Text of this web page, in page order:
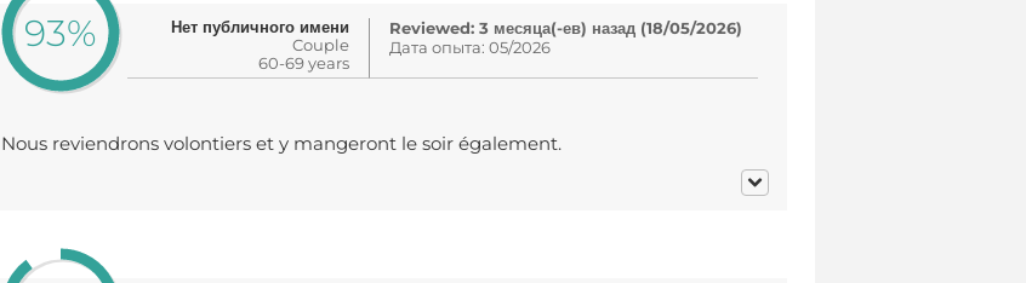
93%
Нет публичного имени
Couple
60-69 years
Reviewed: 3 месяца(-ев) назад (18/05/2026)
Дата опыта: 05/2026
Nous reviendrons volontiers et y mangeront le soir également.